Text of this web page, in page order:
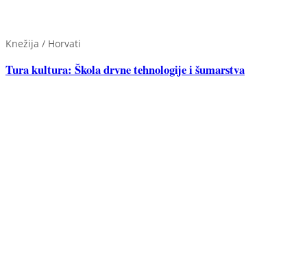
Knežija / Horvati
Tura kultura: Škola drvne tehnologije i šumarstva